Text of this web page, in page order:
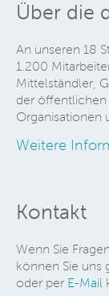
Über die
An unseren 18
1.200
Mittelständler,
der
Organisationen
Weitere
Kontakt
Wenn Sie
können Sie uns
oder per E-Mail